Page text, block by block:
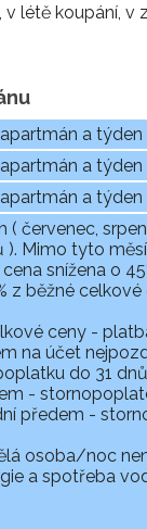
létě koupání, v
a týden
a
a
( červenec,
Mimo tyto
snížena o
z běžné
ceny -
na účet
do 31
-
předem -
osoba/noc
a spotřeba